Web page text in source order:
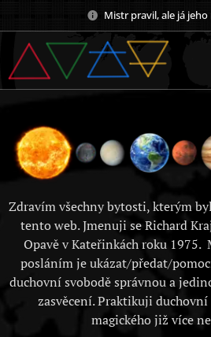
Mistr pravil, ale já
Zdravím všechny bytosti, kterým
tento web. Jmenuji se Richard
Opavě v Kateřinkách roku
posláním je ukázat/předat/
duchovní svobodě správnou a
zasvěcení. Praktikuji
magického již více